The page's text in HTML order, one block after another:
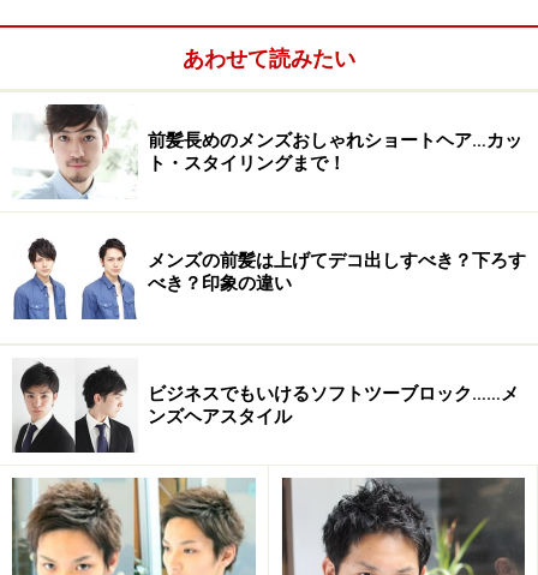
簡単！セルフ刈り上げ3STEP
美容室→セルフカット→美容室で節約！
ツーブロックのバリエーション
ひとことにツーブロックと言っても、サイドからバック
までがっつり刈り上げ長く残したトップをかぶせるハー
ド系から、一見すると刈り上げていると分からないソフ
あわせて読みたい
前髪長めのメンズおしゃれショートヘア…カッ
ト・スタイリングまで！
メンズの前髪は上げてデコ出しすべき？下ろす
べき？印象の違い
ビジネスでもいけるソフトツーブロック……メ
ンズヘアスタイル